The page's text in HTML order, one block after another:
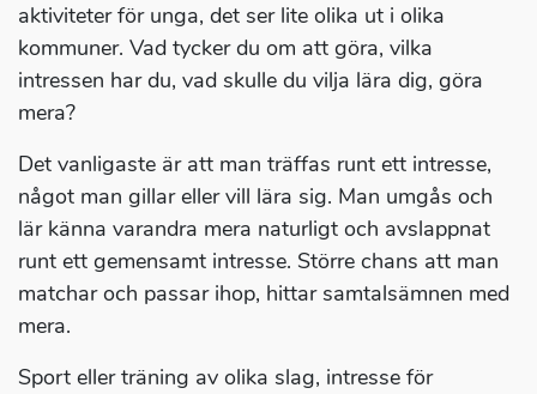
aktiviteter för unga, det ser lite olika ut i olika
kommuner. Vad tycker du om att göra, vilka
intressen har du, vad skulle du vilja lära dig, göra
mera?
Det vanligaste är att man träffas runt ett intresse,
något man gillar eller vill lära sig. Man umgås och
lär känna varandra mera naturligt och avslappnat
runt ett gemensamt intresse. Större chans att man
matchar och passar ihop, hittar samtalsämnen med
mera.
Sport eller träning av olika slag, intresse för